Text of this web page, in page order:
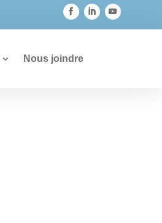
Nous joindre